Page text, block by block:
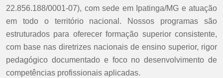
22.856.188/0001-07), com sede em Ipatinga/MG e atuação
em todo o território nacional. Nossos programas são
estruturados para oferecer formação superior consistente,
com base nas diretrizes nacionais de ensino superior, rigor
pedagógico documentado e foco no desenvolvimento de
competências profissionais aplicadas.